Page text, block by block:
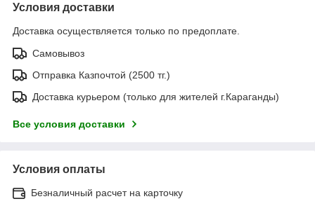
Условия доставки
Доставка осуществляется только по предоплате.
Самовывоз
Отправка Казпочтой (2500 тг.)
Доставка курьером (только для жителей г.Караганды)
Все условия доставки
Условия оплаты
Безналичный расчет на карточку